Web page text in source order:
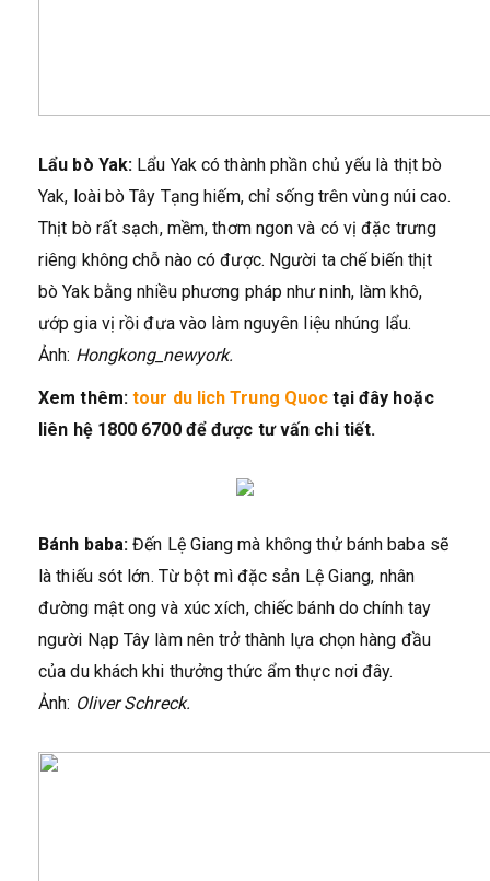
Lẩu bò Yak: Lẩu Yak có thành phần chủ yếu là thịt bò
Yak, loài bò Tây Tạng hiếm, chỉ sống trên vùng núi cao.
Thịt bò rất sạch, mềm, thơm ngon và có vị đặc trưng
riêng không chỗ nào có được. Người ta chế biến thịt
bò Yak bằng nhiều phương pháp như ninh, làm khô,
ướp gia vị rồi đưa vào làm nguyên liệu nhúng lẩu.
Ảnh: Hongkong_newyork.
Xem thêm: tour du lich Trung Quoc tại đây hoặc
liên hệ 1800 6700 để được tư vấn chi tiết.
Bánh baba: Đến Lệ Giang mà không thử bánh baba sẽ
là thiếu sót lớn. Từ bột mì đặc sản Lệ Giang, nhân
đường mật ong và xúc xích, chiếc bánh do chính tay
người Nạp Tây làm nên trở thành lựa chọn hàng đầu
của du khách khi thưởng thức ẩm thực nơi đây.
Ảnh: Oliver Schreck.